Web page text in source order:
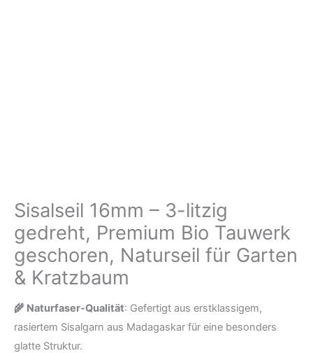
Sisalseil 16mm – 3-litzig
gedreht, Premium Bio Tauwerk
geschoren, Naturseil für Garten
& Kratzbaum
🌾 Naturfaser-Qualität: Gefertigt aus erstklassigem,
rasiertem Sisalgarn aus Madagaskar für eine besonders
glatte Struktur.
&
Kratzbaum
Menge